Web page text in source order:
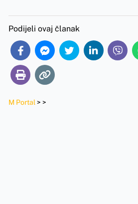
Podijeli ovaj članak
M Portal > >